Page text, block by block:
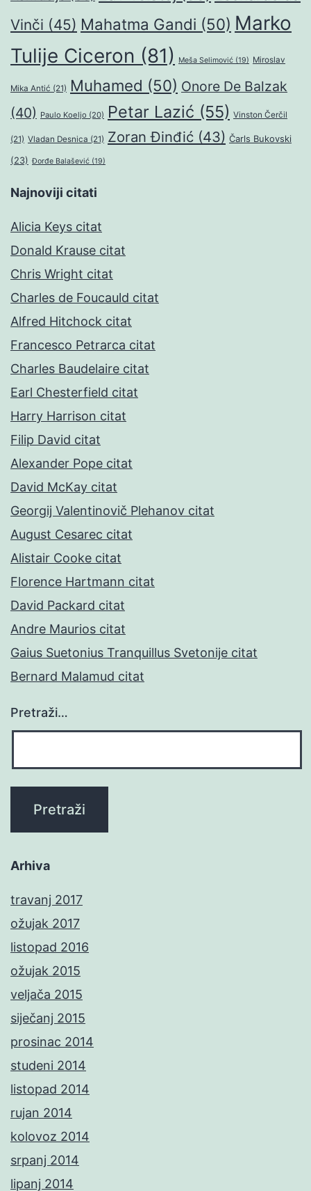
Vinči (45) Mahatma Gandi (50) Marko
Tulije Ciceron (81) Meša Selimović (19) Miroslav
Mika Antić (21) Muhamed (50) Onore De Balzak
(40) Paulo Koeljo (20) Petar Lazić (55) Vinston Čerčil
(21) Vladan Desnica (21) Zoran Đinđić (43) Čarls Bukovski
(23) Đorđe Balašević (19)
Najnoviji citati
Alicia Keys citat
Donald Krause citat
Chris Wright citat
Charles de Foucauld citat
Alfred Hitchock citat
Francesco Petrarca citat
Charles Baudelaire citat
Earl Chesterfield citat
Harry Harrison citat
Filip David citat
Alexander Pope citat
David McKay citat
Georgij Valentinovič Plehanov citat
August Cesarec citat
Alistair Cooke citat
Florence Hartmann citat
David Packard citat
Andre Maurios citat
Gaius Suetonius Tranquillus Svetonije citat
Bernard Malamud citat
Pretraži…
Arhiva
travanj 2017
ožujak 2017
listopad 2016
ožujak 2015
veljača 2015
siječanj 2015
prosinac 2014
studeni 2014
listopad 2014
rujan 2014
kolovoz 2014
srpanj 2014
lipanj 2014